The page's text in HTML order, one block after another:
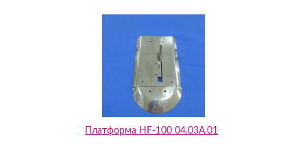
Платформа HF-100 04.03A.01